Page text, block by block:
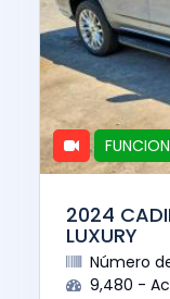
2024
LUXURY
Número
9,480 -